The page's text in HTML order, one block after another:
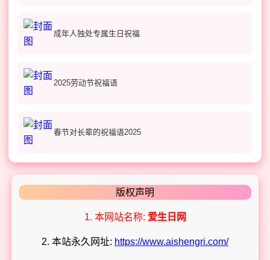
成年人独处专属生日祝福
2025劳动节祝福语
春节对长辈的祝福语2025
版权声明
1. 本网站名称: 爱生日网
2. 本站永久网址: https://www.aishengri.com/